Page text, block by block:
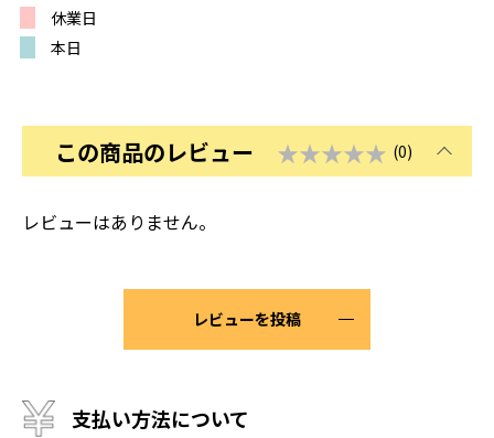
休業日
本日
この商品のレビュー ★★★★★ (0)
レビューはありません。
レビューを投稿
支払い方法について